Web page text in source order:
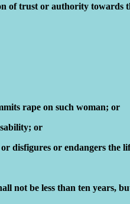
of trust or authority towards
rape on such woman; or
or
disfigures or endangers the
not be less than ten